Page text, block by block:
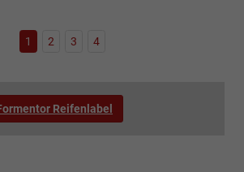
1 2 3 4
Reifenlabel